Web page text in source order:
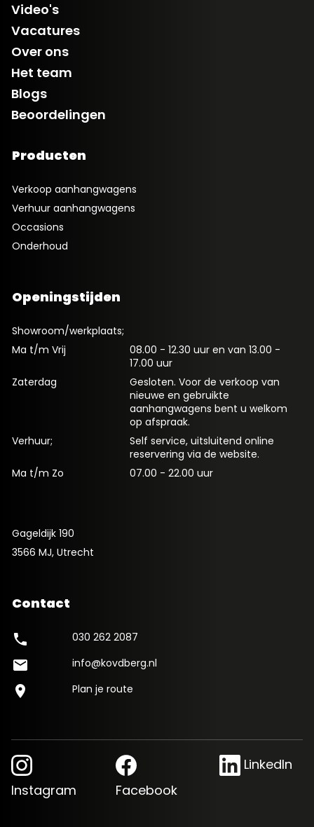
Video's
Vacatures
Over ons
Het team
Blogs
Beoordelingen
Producten
Verkoop aanhangwagens
Verhuur aanhangwagens
Occasions
Onderhoud
Openingstijden
Showroom/werkplaats;
Ma t/m Vrij
08.00 - 12.30 uur en van 13.00 -
17.00 uur
Zaterdag
Gesloten. Voor de verkoop van
nieuwe en gebruikte
aanhangwagens bent u welkom
op afspraak.
Verhuur;
Self service, uitsluitend online
reservering via de website.
Ma t/m Zo
07.00 - 22.00 uur
Gageldijk 190
3566 MJ, Utrecht
Contact
phone 030 262 2087
mail info@kovdberg.nl
location_on Plan je route
Instagram Facebook
LinkedIn